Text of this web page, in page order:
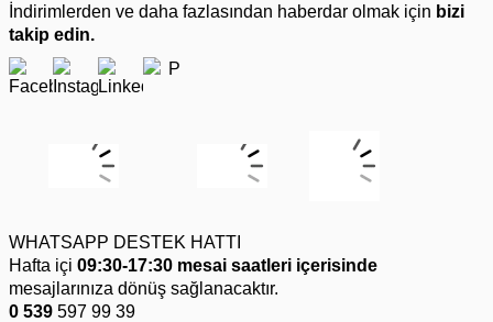
İndirimlerden ve daha fazlasından haberdar olmak için bizi
takip edin.
WHATSAPP DESTEK HATTI
Hafta içi 09:30-17:30 mesai saatleri içerisinde
mesajlarınıza dönüş sağlanacaktır.
0 539 597 99 39